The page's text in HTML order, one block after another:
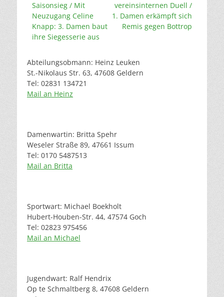
Saisonsieg / Mit
Neuzugang Celine
Knapp: 3. Damen baut
ihre Siegesserie aus
vereinsinternen Duell /
1. Damen erkämpft sich
Remis gegen Bottrop
Abteilungsobmann: Heinz Leuken
St.-Nikolaus Str. 63, 47608 Geldern
Tel: 02831 134721
Mail an Heinz
Damenwartin: Britta Spehr
Weseler Straße 89, 47661 Issum
Tel: 0170 5487513
Mail an Britta
Sportwart: Michael Boekholt
Hubert-Houben-Str. 44, 47574 Goch
Tel: 02823 975456
Mail an Michael
Jugendwart: Ralf Hendrix
Op te Schmaltberg 8, 47608 Geldern